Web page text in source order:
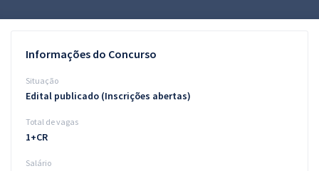
Conteúdo gratuito
Aprovados
Informações do Concurso
Situação
Edital publicado (Inscrições abertas)
Total de vagas
1+CR
Salário